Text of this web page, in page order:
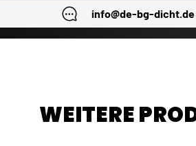
Kategorien info@de-bg-dicht.de
WEITERE